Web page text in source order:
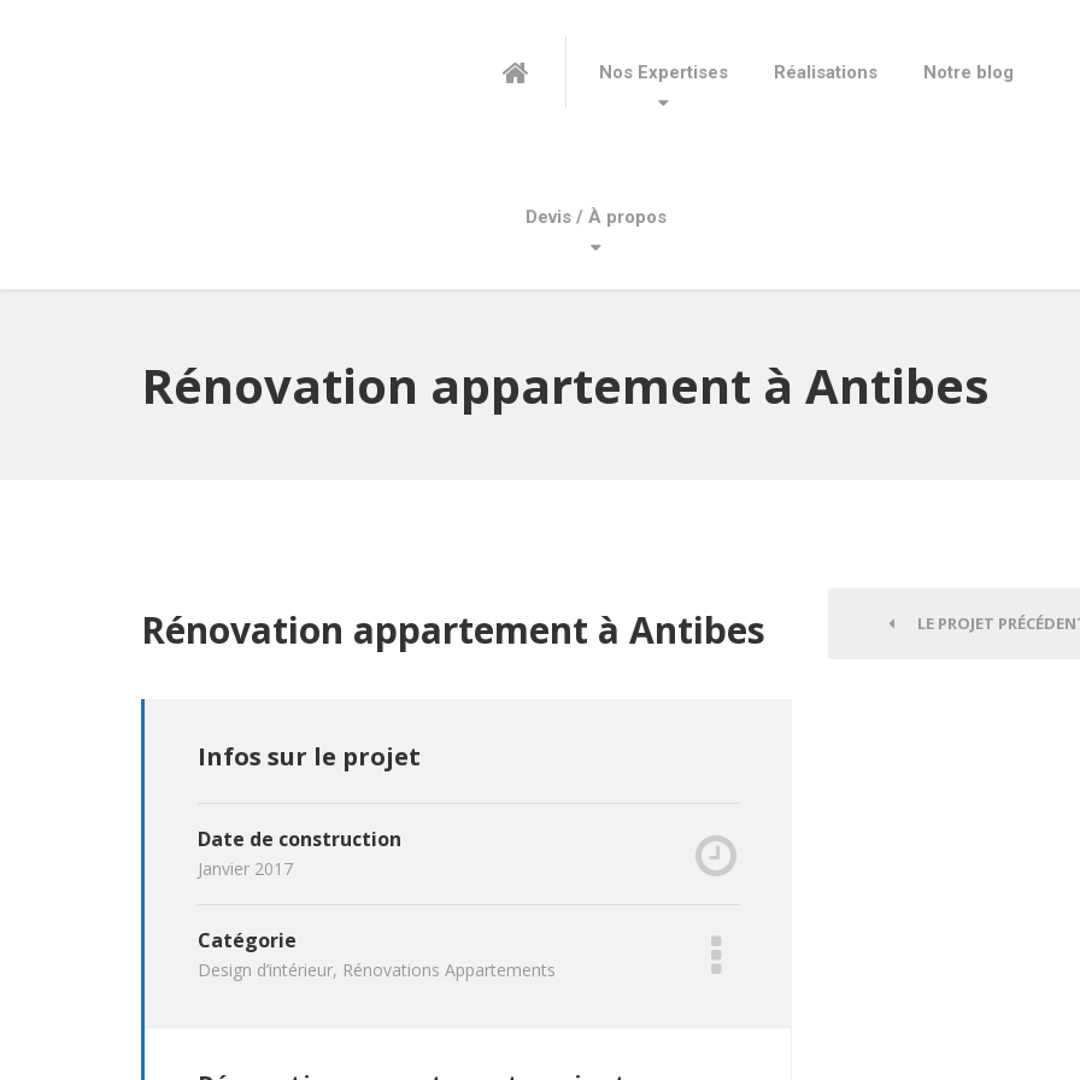
Nos Expertises Réalisations Notre blog
Devis / À propos
Rénovation appartement à Antibes
Rénovation appartement à Antibes
Infos sur le projet
Date de construction
Janvier 2017
Catégorie
Design d’intérieur, Rénovations Appartements
LE PROJET